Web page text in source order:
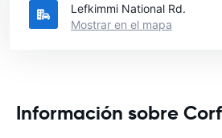
Lefkimmi National Rd.
Mostrar en el mapa
Información sobre